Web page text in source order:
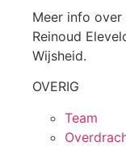
Meer info
Reinoud
Wijsheid.
OVERIG
Team